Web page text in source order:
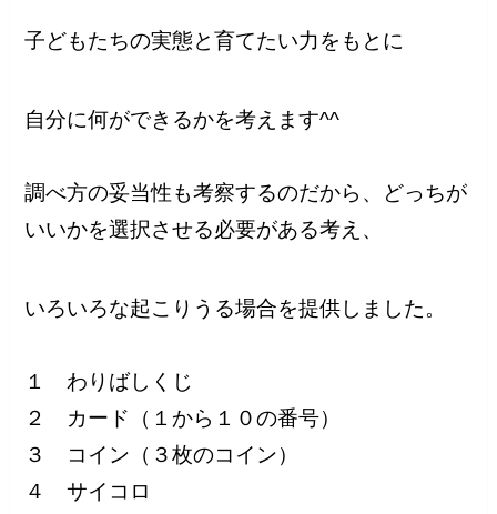
子どもたちの実態と育てたい力をもとに
自分に何ができるかを考えます^^
調べ方の妥当性も考察するのだから、どっちが
いいかを選択させる必要がある考え、
いろいろな起こりうる場合を提供しました。
１ わりばしくじ
２ カード（１から１０の番号）
３ コイン（３枚のコイン）
４ サイコロ